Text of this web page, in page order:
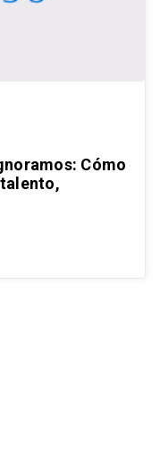
Cómo